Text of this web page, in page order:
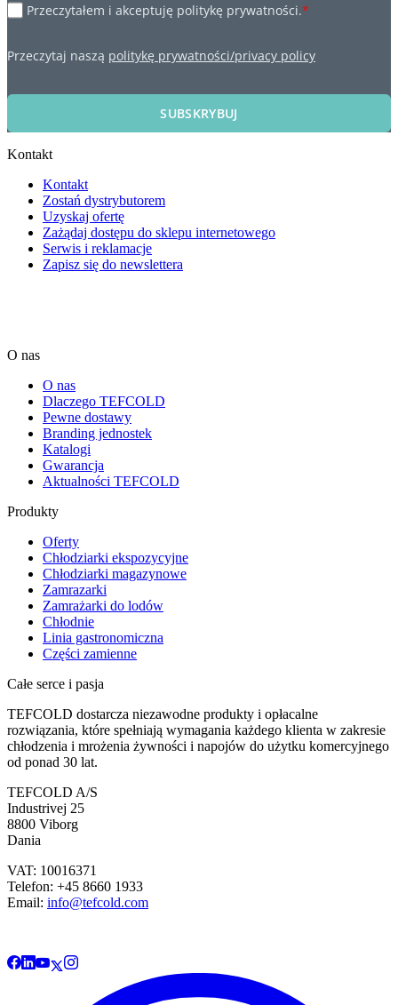
Przeczytałem i akceptuję politykę prywatności.*
Przeczytaj naszą politykę prywatności/privacy policy
SUBSKRYBUJ
Kontakt
Kontakt
Zostań dystrybutorem
Uzyskaj ofertę
Zażądaj dostępu do sklepu internetowego
Serwis i reklamacje
Zapisz się do newslettera
O nas
O nas
Dlaczego TEFCOLD
Pewne dostawy
Branding jednostek
Katalogi
Gwarancja
Aktualności TEFCOLD
Produkty
Oferty
Chłodziarki ekspozycyjne
Chłodziarki magazynowe
Zamrazarki
Zamrażarki do lodów
Chłodnie
Linia gastronomiczna
Części zamienne
Całe serce i pasja
TEFCOLD dostarcza niezawodne produkty i opłacalne
rozwiązania, które spełniają wymagania każdego klienta w zakresie
chłodzenia i mrożenia żywności i napojów do użytku komercyjnego
od ponad 30 lat.
TEFCOLD A/S
Industrivej 25
8800 Viborg
Dania
VAT: 10016371
Telefon: +45 8660 1933
Email: info@tefcold.com